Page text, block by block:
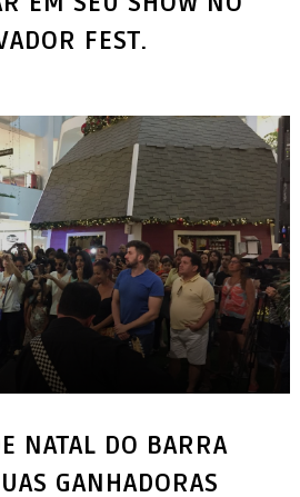
FEST.
NATAL DO BARRA
GANHADORAS